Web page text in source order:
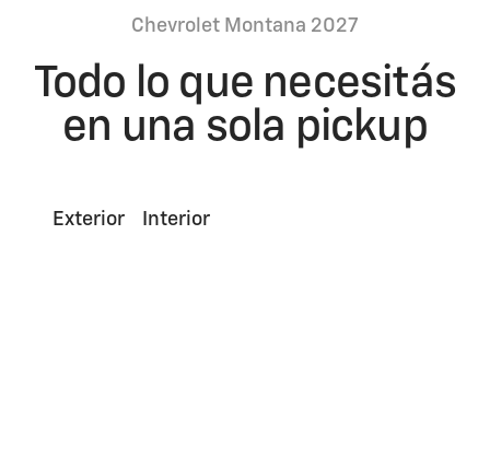
Chevrolet Montana 2027
Todo lo que necesitás
en una sola pickup
Exterior Interior